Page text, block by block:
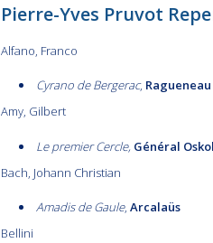
Pierre-Yves Pruvot
Alfano, Franco
Cyrano de Bergerac, Ragueneau
Amy, Gilbert
Le premier Cercle, Général
Bach, Johann Christian
Amadis de Gaule, Arcalaüs
Bellini